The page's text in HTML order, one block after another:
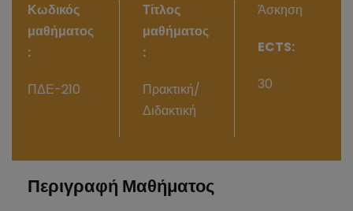
Κωδικός
μαθήματος
:
ΠΔΕ-210
Τίτλος
μαθήματος
:
Πρακτική/
Διδακτική
Άσκηση
ECTS:
30
Περιγραφή Μαθήματος